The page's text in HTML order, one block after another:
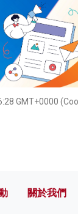
GMT+0000
活動 關於
關於我們